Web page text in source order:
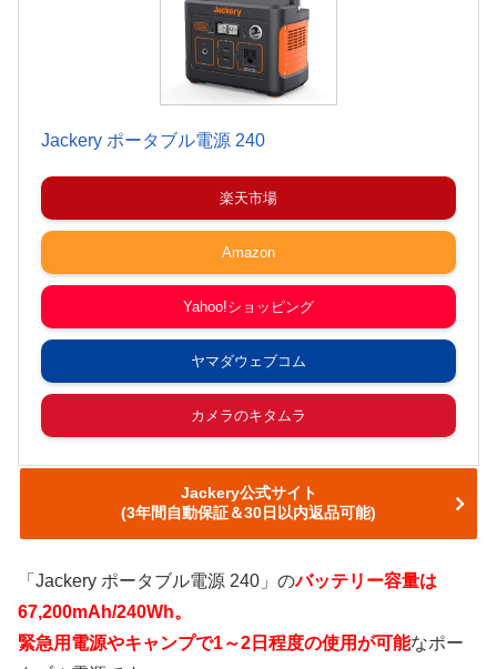
Jackery ポータブル電源 240
楽天市場
Amazon
Yahoo!ショッピング
ヤマダウェブコム
カメラのキタムラ
Jackery公式サイト
(3年間自動保証＆30日以内返品可能)
「Jackery ポータブル電源 240」のバッテリー容量は
67,200mAh/240Wh。
緊急用電源やキャンプで1～2日程度の使用が可能なポー